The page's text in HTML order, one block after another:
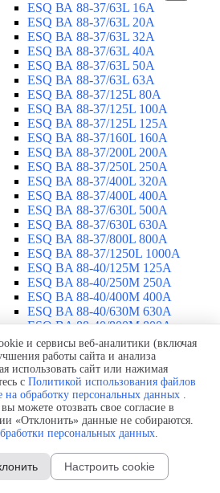
ESQ ВА 88-37/63L 16A
ESQ ВА 88-37/63L 20A
ESQ ВА 88-37/63L 32A
ESQ ВА 88-37/63L 40A
ESQ ВА 88-37/63L 50A
ESQ ВА 88-37/63L 63A
ESQ ВА 88-37/125L 80A
ESQ ВА 88-37/125L 100A
ESQ ВА 88-37/125L 125A
ESQ ВА 88-37/160L 160A
ESQ ВА 88-37/200L 200A
ESQ ВА 88-37/250L 250A
ESQ ВА 88-37/400L 320A
ESQ ВА 88-37/400L 400A
ESQ ВА 88-37/630L 500A
ESQ ВА 88-37/630L 630A
ESQ ВА 88-37/800L 800A
ESQ ВА 88-37/1250L 1000A
ESQ BA 88-40/125M 125A
ESQ BA 88-40/250M 250A
ESQ BA 88-40/400M 400A
ESQ BA 88-40/630М 630A
ESQ BA 88-40/800M 800A
ESQ BA 88-40/1250М 1250A
автоматические
▼
ESQ ВА99-40B 3F M2C2S2 M
2500A
ESQ ВА99-40A 3F M2C2S2 М
800A
630A
ESQ ВА99-40A 3F M2C2S2 М
и сервисы веб-аналитики (включая
работы сайта и анализа
использовать сайт или нажимая
с Политикой использования файлов
на обработку персональных данных .
можете отозвать свое согласие в
«Отклонить» данные не собираются.
персональных данных.
Настроить cookie